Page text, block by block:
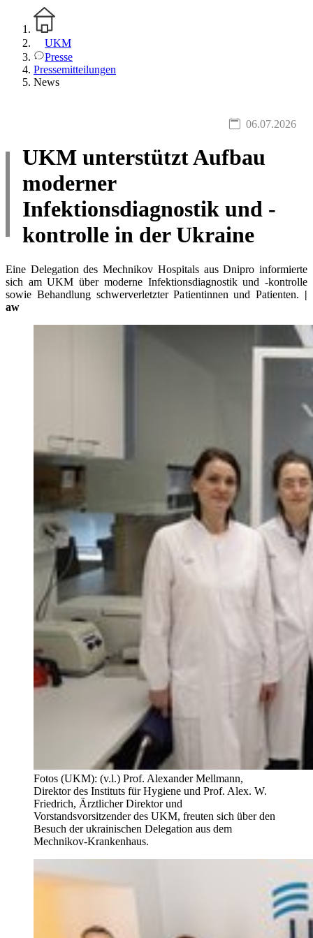
UKM
Presse
Pressemitteilungen
News
06.07.2026
UKM unterstützt Aufbau
moderner
Infektionsdiagnostik und -
kontrolle in der Ukraine
Eine Delegation des Mechnikov Hospitals aus Dnipro informierte
sich am UKM über moderne Infektionsdiagnostik und -kontrolle
sowie Behandlung schwerverletzter Patientinnen und Patienten. |
aw
Fotos (UKM): (v.l.) Prof. Alexander Mellmann,
Direktor des Instituts für Hygiene und Prof. Alex. W.
Friedrich, Ärztlicher Direktor und
Vorstandsvorsitzender des UKM, freuten sich über den
Besuch der ukrainischen Delegation aus dem
Mechnikov-Krankenhaus.